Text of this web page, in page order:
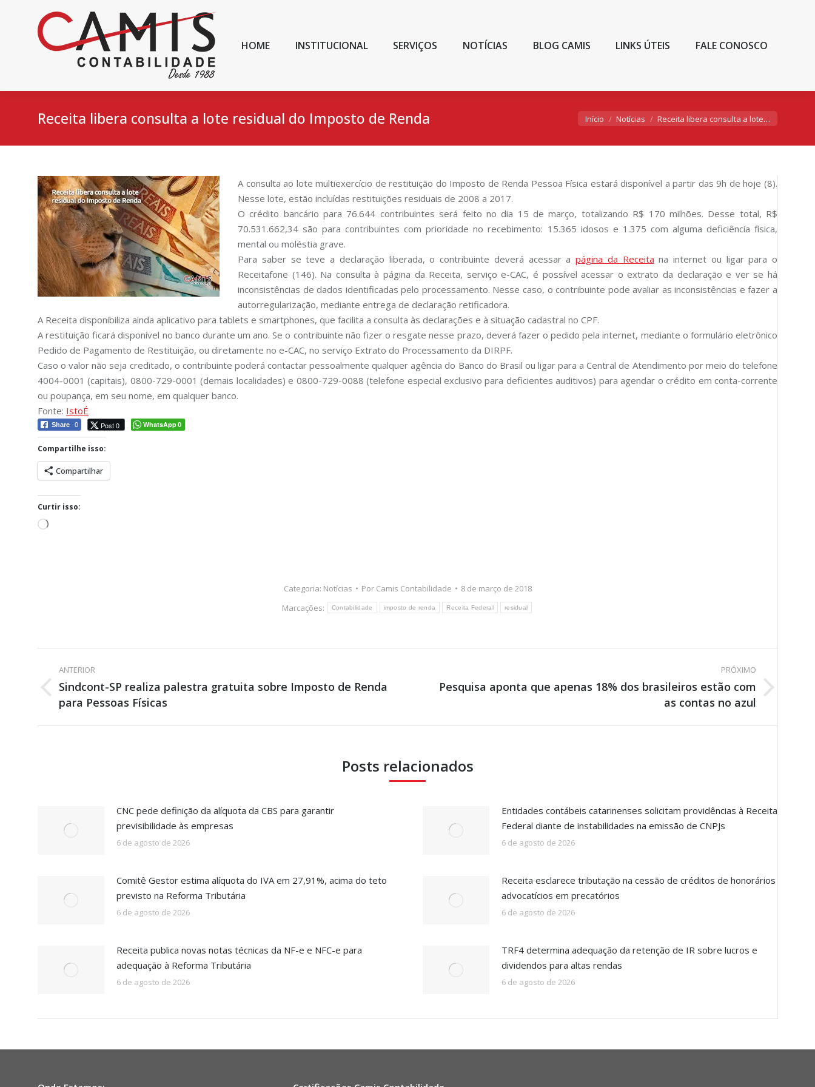
HOME INSTITUCIONAL SERVIÇOS NOTÍCIAS BLOG CAMIS LINKS ÚTEIS FALE CONOSCO
Receita libera consulta a lote residual do Imposto de Renda Você está aqui:
Início Notícias Receita libera consulta a lote…
A consulta ao lote multiexercício de restituição do Imposto de Renda Pessoa Física estará disponível a partir das 9h de hoje (8).
Nesse lote, estão incluídas restituições residuais de 2008 a 2017.
O crédito bancário para 76.644 contribuintes será feito no dia 15 de março, totalizando R$ 170 milhões. Desse total, R$
70.531.662,34 são para contribuintes com prioridade no recebimento: 15.365 idosos e 1.375 com alguma deficiência física,
mental ou moléstia grave.
Para saber se teve a declaração liberada, o contribuinte deverá acessar a página da Receita na internet ou ligar para o
Receitafone (146). Na consulta à página da Receita, serviço e-CAC, é possível acessar o extrato da declaração e ver se há
inconsistências de dados identificadas pelo processamento. Nesse caso, o contribuinte pode avaliar as inconsistências e fazer a
autorregularização, mediante entrega de declaração retificadora.
A Receita disponibiliza ainda aplicativo para tablets e smartphones, que facilita a consulta às declarações e à situação cadastral no CPF.
A restituição ficará disponível no banco durante um ano. Se o contribuinte não fizer o resgate nesse prazo, deverá fazer o pedido pela internet, mediante o formulário eletrônico
Pedido de Pagamento de Restituição, ou diretamente no e-CAC, no serviço Extrato do Processamento da DIRPF.
Caso o valor não seja creditado, o contribuinte poderá contactar pessoalmente qualquer agência do Banco do Brasil ou ligar para a Central de Atendimento por meio do telefone
4004-0001 (capitais), 0800-729-0001 (demais localidades) e 0800-729-0088 (telefone especial exclusivo para deficientes auditivos) para agendar o crédito em conta-corrente
ou poupança, em seu nome, em qualquer banco.
Fonte: IstoÉ
Share 0 Post 0 WhatsApp0
Compartilhe isso:
Compartilhar
Curtir isso:
Carregando...
Categoria: Notícias Por Camis Contabilidade
8 de março de 2018
Marcações:
Contabilidade imposto de renda Receita Federal residual
Navegação
de
post:
ANTERIOR
Post
anterior:
Sindcont-SP realiza palestra gratuita sobre Imposto de Renda
para Pessoas Físicas
PRÓXIMO
Próximo
Pesquisa aponta que apenas 18% dos brasileiros estão com
as contas no azul
Posts relacionados
CNC pede definição da alíquota da CBS para garantir
previsibilidade às empresas
6 de agosto de 2026
Entidades contábeis catarinenses solicitam providências à Receita
Federal diante de instabilidades na emissão de CNPJs
6 de agosto de 2026
Comitê Gestor estima alíquota do IVA em 27,91%, acima do teto
previsto na Reforma Tributária
6 de agosto de 2026
Receita esclarece tributação na cessão de créditos de honorários
advocatícios em precatórios
6 de agosto de 2026
Receita publica novas notas técnicas da NF-e e NFC-e para
adequação à Reforma Tributária
6 de agosto de 2026
TRF4 determina adequação da retenção de IR sobre lucros e
dividendos para altas rendas
6 de agosto de 2026